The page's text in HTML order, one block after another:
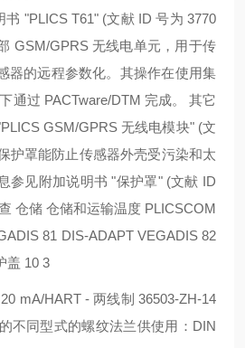
"PLICS T61" (文献 ID 号为 3770
GSM/GPRS 无线电单元，用于传
器的远程参数化。其操作在使用集
通过 PACTware/DTM 完成。 其它
GSM/GPRS 无线电模块" (文
护罩能防止传感器外壳受污染和太
参见附加说明书 "保护罩" (文献 ID
仓储 仓储和运输温度 PLICSCOM
81 DIS-ADAPT VEGADIS 82
盖 10 3
mA/HART - 两线制 36503-ZH-14
不同型式的螺纹法兰供使用：DIN